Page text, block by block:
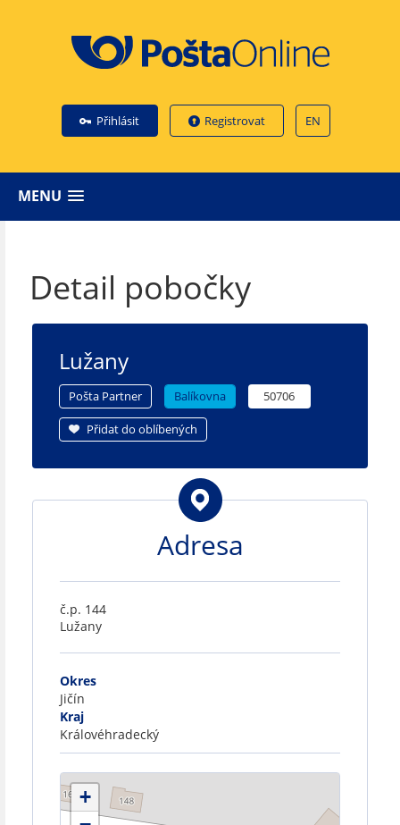
Přihlásit Registrovat EN
MENU
Detail pobočky
Lužany
Pošta Partner Balíkovna 50706
Přidat do oblíbených
Adresa
č.p. 144
Lužany
Okres
Jičín
Kraj
Královéhradecký
+